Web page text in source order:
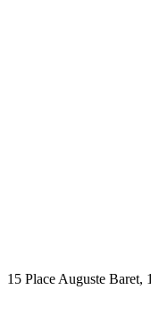
15 Place Auguste Baret,